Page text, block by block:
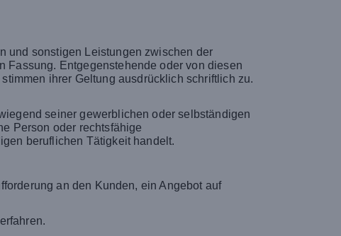
und sonstigen Leistungen zwischen der
Fassung. Entgegenstehende oder von diesen
ihrer Geltung ausdrücklich schriftlich zu.
seiner gewerblichen oder selbständigen
Person oder rechtsfähige
beruflichen Tätigkeit handelt.
an den Kunden, ein Angebot auf